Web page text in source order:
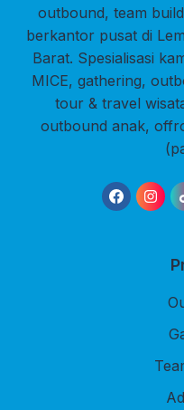
outbound, team
berkantor pusat di
Barat. Spesialisasi
MICE, gathering,
tour & travel
outbound anak,